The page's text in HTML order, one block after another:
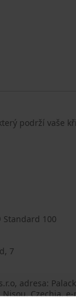
podrží vaše
Standard 100
7
adresa:
Nisou, Czechia,